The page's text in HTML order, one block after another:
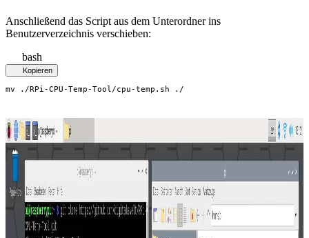
Anschließend das Script aus dem Unterordner ins
Benutzerverzeichnis verschieben:
bash
Kopieren
mv ./RPi-CPU-Temp-Tool/cpu-temp.sh ./